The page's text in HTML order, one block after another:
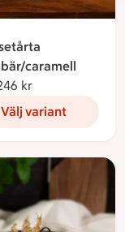
caramell
kr
Välj variant